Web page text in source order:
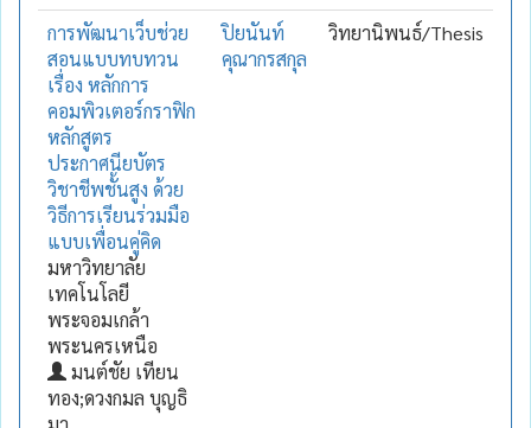
การพัฒนาเว็บช่วย
สอนแบบทบทวน
เรื่อง หลักการ
คอมพิวเตอร์กราฟิก
หลักสูตร
ประกาศนียบัตร
วิชาชีพชั้นสูง ด้วย
วิธีการเรียนร่วมมือ
แบบเพื่อนคู่คิด
มหาวิทยาลัย
เทคโนโลยี
พระจอมเกล้า
พระนครเหนือ
มนต์ชัย เทียน
ทอง;ดวงกมล บุญธิ
ปิยนันท์
คุณากรสกุล
วิทยานิพนธ์/Thesis